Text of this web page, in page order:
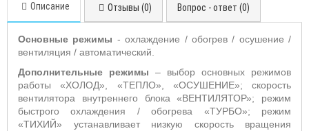
Описание Отзывы (0) Вопрос - ответ (0)
Основные режимы - охлаждение / обогрев / осушение /
вентиляция / автоматический.
Дополнительные режимы – выбор основных режимов
работы «ХОЛОД», «ТЕПЛО», «ОСУШЕНИЕ»; скорость
вентилятора внутреннего блока «ВЕНТИЛЯТОР»; режим
быстрого охлаждения / обогрева «ТУРБО»; режим
«ТИХИЙ» устанавливает низкую скорость вращения